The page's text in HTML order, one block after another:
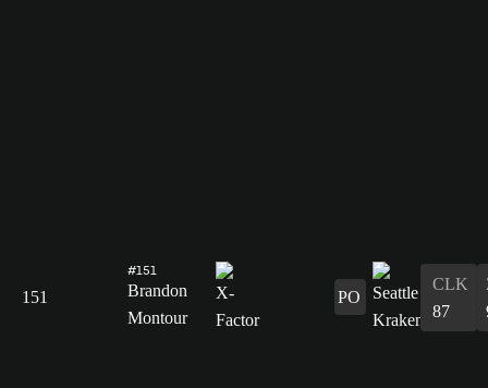
151
#151
Brandon
Montour
PO
CLK
87